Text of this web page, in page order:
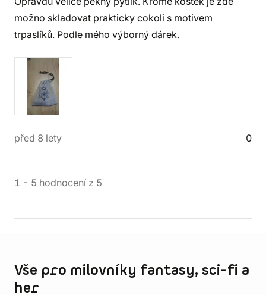
možno skladovat prakticky cokoli s motivem
trpaslíků. Podle mého výborný dárek.
před 8 lety 0
1 - 5 hodnocení z 5
Vše pro milovníky fantasy, sci-fi a
her